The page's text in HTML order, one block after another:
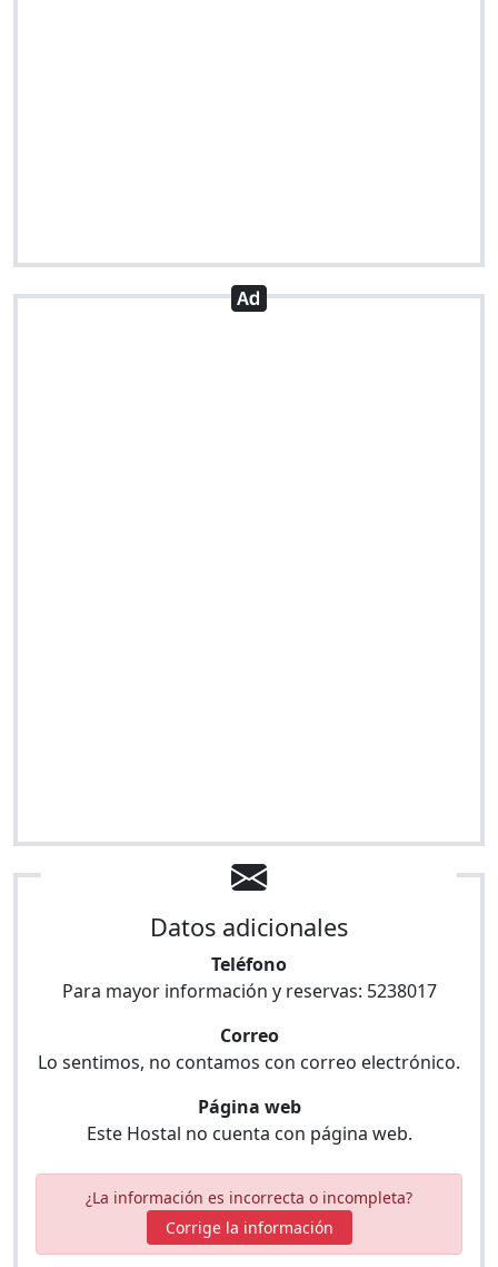
Datos adicionales
Teléfono
Para mayor información y reservas: 5238017
Correo
Lo sentimos, no contamos con correo electrónico.
Página web
Este Hostal no cuenta con página web.
¿La información es incorrecta o incompleta?
Corrige la información